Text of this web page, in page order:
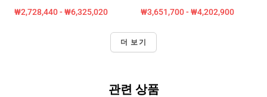
₩2,728,440 - ₩6,325,020 ₩3,651,700 - ₩4,202,900
더 보기
관련 상품